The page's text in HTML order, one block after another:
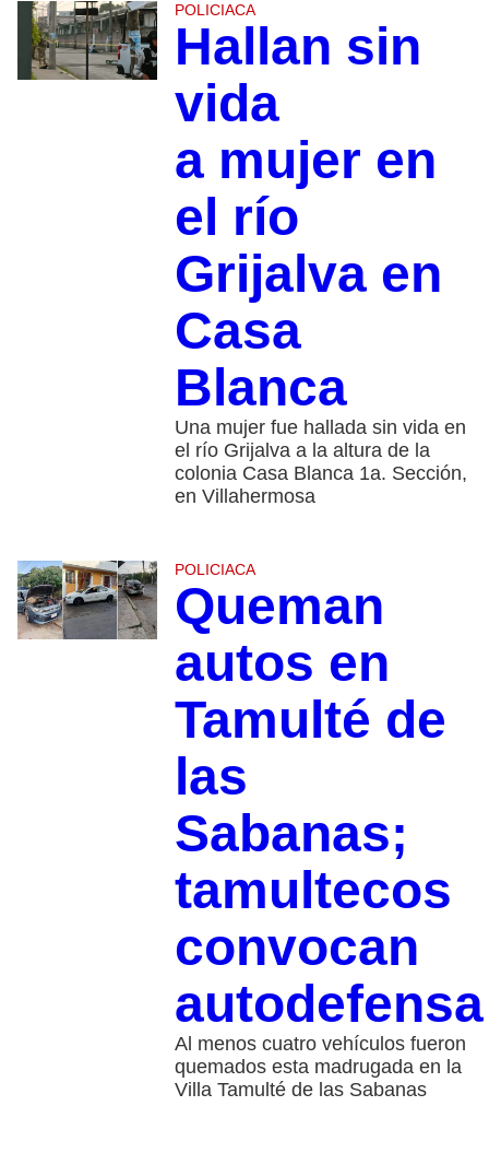
POLICIACA
Hallan sin
vida
a mujer en
el río
Grijalva en
Casa
Blanca
Una mujer fue hallada sin vida en
el río Grijalva a la altura de la
colonia Casa Blanca 1a. Sección,
en Villahermosa
POLICIACA
Queman
autos en
Tamulté de
las
Sabanas;
tamultecos
convocan
autodefensa
Al menos cuatro vehículos fueron
quemados esta madrugada en la
Villa Tamulté de las Sabanas